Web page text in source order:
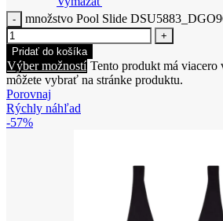
množstvo Pool Slide
Pridať do košíka
Výber možností Tento produkt má viacero
môžete vybrať na stránke produktu.
Porovnaj
Rýchly náhľad
-57%